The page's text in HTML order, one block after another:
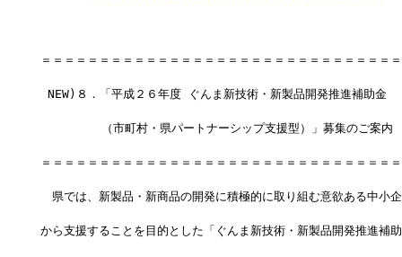
＝＝＝＝＝＝＝＝＝＝＝＝＝＝＝＝＝＝＝＝＝＝＝＝＝＝＝＝＝＝
NEW)８．「平成２６年度 ぐんま新技術・新製品開発推進補助金
（市町村・県パートナーシップ支援型）」募集のご案内
＝＝＝＝＝＝＝＝＝＝＝＝＝＝＝＝＝＝＝＝＝＝＝＝＝＝＝＝＝＝
県では、新製品・新商品の開発に積極的に取り組む意欲ある中小
から支援することを目的とした「ぐんま新技術・新製品開発推進補